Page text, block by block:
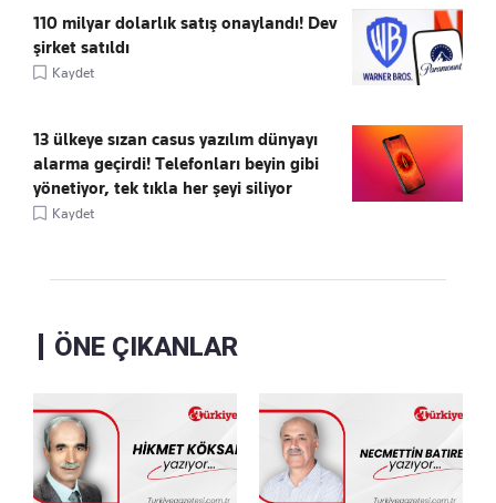
110 milyar dolarlık satış onaylandı! Dev
şirket satıldı
Kaydet
13 ülkeye sızan casus yazılım dünyayı
alarma geçirdi! Telefonları beyin gibi
yönetiyor, tek tıkla her şeyi siliyor
Kaydet
ÖNE ÇIKANLAR